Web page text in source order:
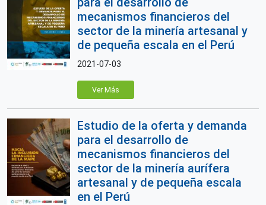
mecanismos financieros del
sector de la minería artesanal y
de pequeña escala en el Perú
2021-07-03
Ver Más
Estudio de la oferta y demanda
para el desarrollo de
mecanismos financieros del
sector de la minería aurífera
artesanal y de pequeña escala
en el Perú